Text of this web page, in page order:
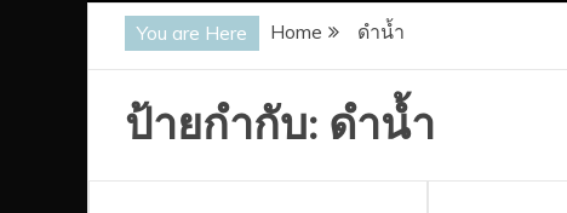
You are Here Home ดำน้ำ
ป้ายกำกับ: ดำน้ำ